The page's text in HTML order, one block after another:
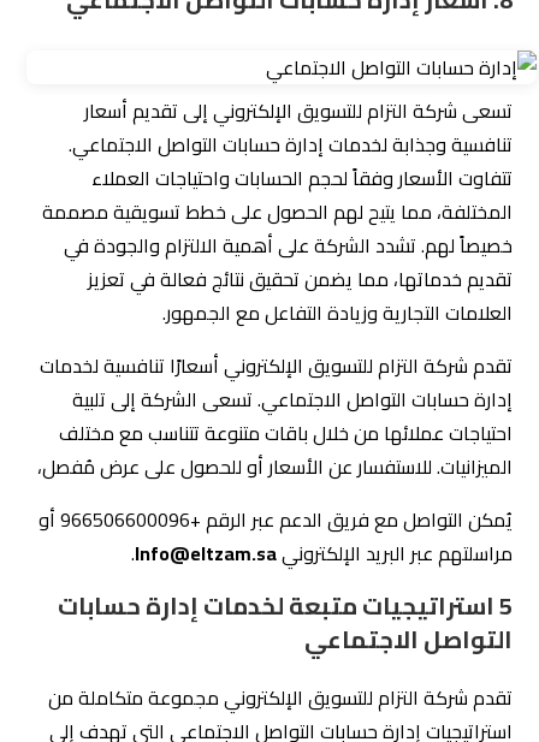
تقدم شركة التزام للتسويق الإلكتروني مجموعة متكاملة من
استراتيجيات إدارة حسابات التواصل الاجتماعي التي تهدف إلى
تعزيز الوجود الرقمي للعلامات التجارية. تشمل هذه
الاستراتيجيات:
تحليل البيانات: دراسة سلوك المستخدمين لفهم
تفضيلات الجمهور المستهدف.
تصميم محتوى مخصص: إنشاء محتوى مبدع وجذاب
يعكس هوية العلامة التجارية.
التفاعل المستمر: الحفاظ على التواصل مع الجمهور عبر
الردود السريعة والتفاعل الفعّال.
حملات إعلانية مدفوعة: استخدام الإعلانات
المستهدفة لزيادة الوعي بالعلامة التجارية وجذب المزيد
من العملاء.
تقييم الأداء: قياس نتائج الحملات وتحليل الأداء لضمان
تحسين الاستراتيجيات المستقبلية.
تسعى شركة التزام للوصول إلى نتائج متميزة تلبي احتياجات
السوق السعودي وتحقق رضا العملاء.